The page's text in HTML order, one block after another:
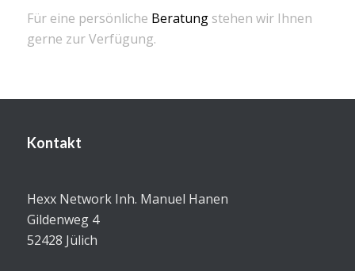
Für eine persönliche Beratung stehen wir Ihnen
gerne zur Verfügung.
Kontakt
Hexx Network Inh. Manuel Hanen
Gildenweg 4
52428 Jülich